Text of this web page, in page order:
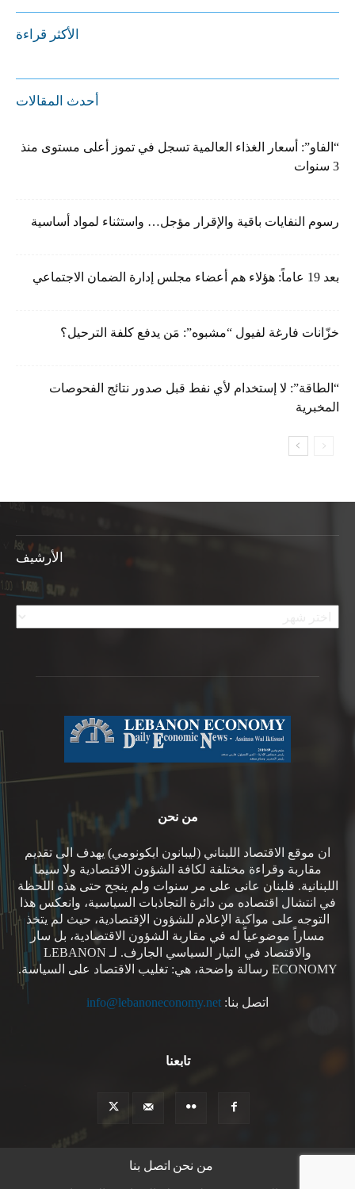
الأكثر قراءة
أحدث المقالات
“الفاو”: أسعار الغذاء العالمية تسجل في تموز أعلى مستوى منذ
3 سنوات
رسوم النفايات باقية والإقرار مؤجل… واستثناء لمواد أساسية
بعد 19 عاماً: هؤلاء هم أعضاء مجلس إدارة الضمان الاجتماعي
خزّانات فارغة لفيول “مشبوه”: مَن يدفع كلفة الترحيل؟
“الطاقة”: لا إستخدام لأي نفط قبل صدور نتائج الفحوصات
المخبرية
الأرشيف
الأرشيف
من نحن
ان موقع الاقتصاد اللبناني (ليبانون ايكونومي) يهدف الى تقديم
مقاربة وقراءة مختلفة لكافة الشؤون الاقتصادية ولا سيما
اللبنانية. فلبنان عانى على مر سنوات ولم ينجح حتى هذه اللحظة
في انتشال اقتصاده من دائرة التجاذبات السياسية، وانعكس هذا
التوجه على مواكبة الإعلام للشؤون الإقتصادية، حيث لم يتخذ
مساراً موضوعياً له في مقاربة الشؤون الاقتصادية، بل سار
والاقتصاد في التيار السياسي الجارف. لـ LEBANON
ECONOMY رسالة واضحة، هي: تغليب الاقتصاد على السياسة.
اتصل بنا: info@lebanoneconomy.net
تابعنا
من نحن اتصل بنا